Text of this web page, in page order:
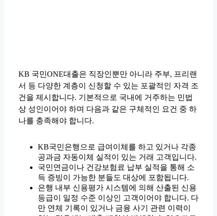
KB 국민ONE대출은 직장인뿐만 아니라 주부, 프리랜
서 등 다양한 계층이 신청할 수 있는 포괄적인 자격 조
건을 제시합니다. 기본적으로 국내에 거주하는 민법
상 성인이어야 하며 다음과 같은 구체적인 요건 중 하
나를 충족해야 합니다.
KB국민은행으로 급여이체를 하고 있거나 각종
공과금 자동이체 실적이 있는 거래 고객입니다.
국민연금이나 건강보험료 납부 실적을 통해 소
득 증빙이 가능한 분들도 대상에 포함됩니다.
은행 내부 신용평가 시스템에 의해 산출된 신용
등급이 일정 수준 이상인 고객이어야 합니다. 다
만 연체 기록이 있거나 금융 사기 관련 이력이